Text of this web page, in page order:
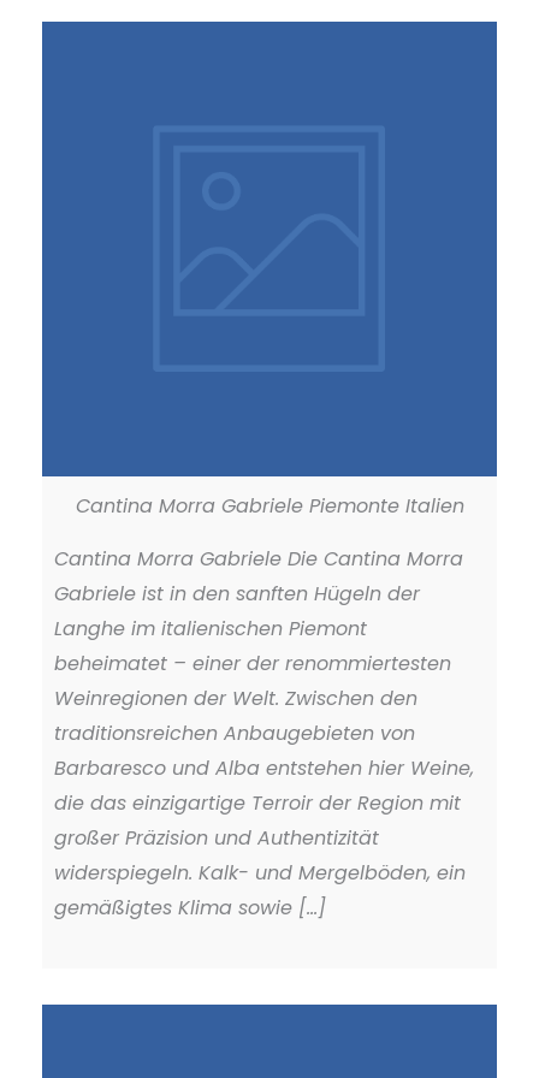
Cantina Morra Gabriele Piemonte Italien
Cantina Morra Gabriele Die Cantina Morra
Gabriele ist in den sanften Hügeln der
Langhe im italienischen Piemont
beheimatet – einer der renommiertesten
Weinregionen der Welt. Zwischen den
traditionsreichen Anbaugebieten von
Barbaresco und Alba entstehen hier Weine,
die das einzigartige Terroir der Region mit
großer Präzision und Authentizität
widerspiegeln. Kalk- und Mergelböden, ein
gemäßigtes Klima sowie [...]